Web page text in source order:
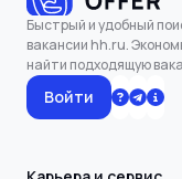
Быстрый и удобный
вакансии hh.ru.
найти подходящую
Войти